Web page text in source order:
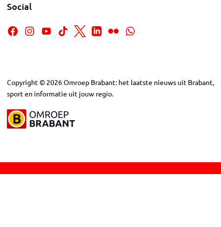
Social
Copyright © 2026Omroep Brabant: het laatste nieuws uit Brabant,
sport en informatie uit jouw regio.